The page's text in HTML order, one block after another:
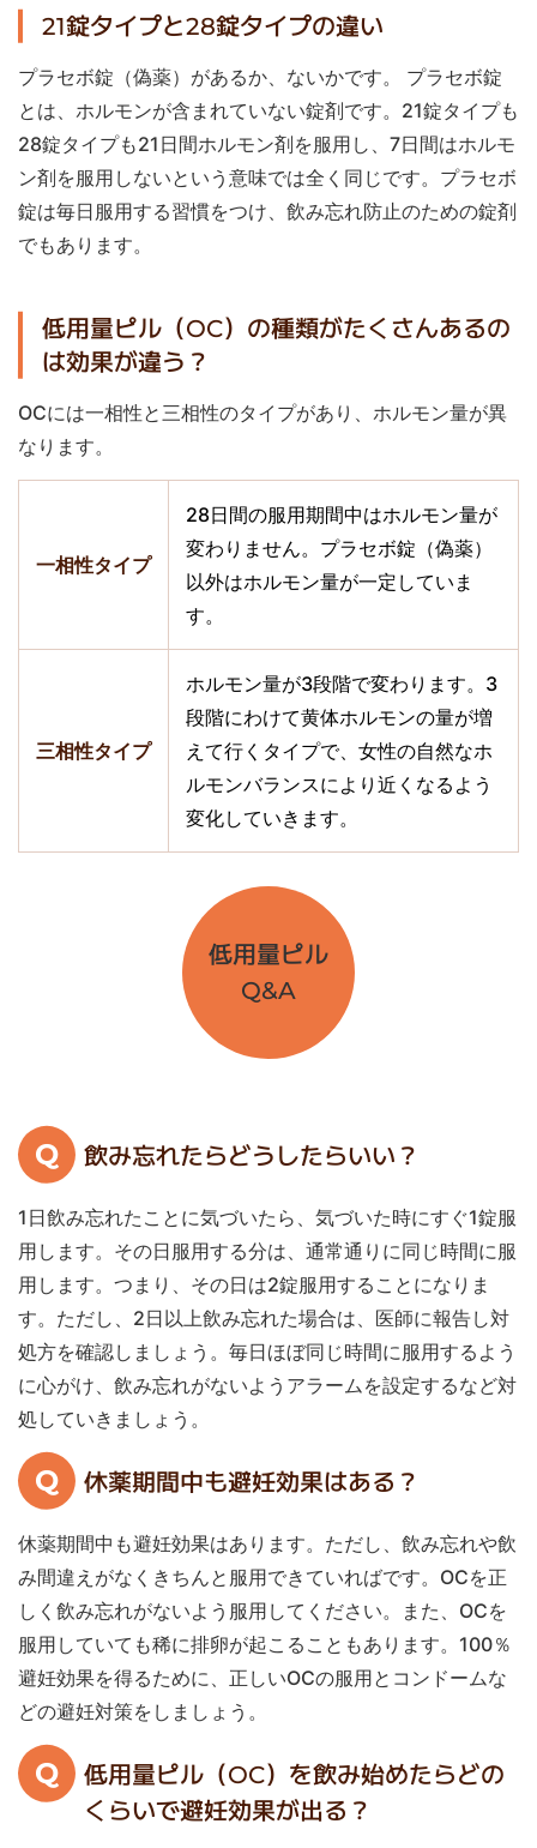
21錠タイプと28錠タイプの違い
プラセボ錠（偽薬）があるか、ないかです。 プラセボ錠
とは、ホルモンが含まれていない錠剤です。21錠タイプも
28錠タイプも21日間ホルモン剤を服用し、7日間はホルモ
ン剤を服用しないという意味では全く同じです。プラセボ
錠は毎日服用する習慣をつけ、飲み忘れ防止のための錠剤
でもあります。
低用量ピル（OC）の種類がたくさんあるの
は効果が違う？
OCには一相性と三相性のタイプがあり、ホルモン量が異
なります。
一相性タイプ
28日間の服用期間中はホルモン量が
変わりません。プラセボ錠（偽薬）
以外はホルモン量が一定していま
す。
三相性タイプ
ホルモン量が3段階で変わります。3
段階にわけて黄体ホルモンの量が増
えて行くタイプで、女性の自然なホ
ルモンバランスにより近くなるよう
変化していきます。
低用量ピル
Q&A
Q 飲み忘れたらどうしたらいい？
1日飲み忘れたことに気づいたら、気づいた時にすぐ1錠服
用します。その日服用する分は、通常通りに同じ時間に服
用します。つまり、その日は2錠服用することになりま
す。ただし、2日以上飲み忘れた場合は、医師に報告し対
処方を確認しましょう。毎日ほぼ同じ時間に服用するよう
に心がけ、飲み忘れがないようアラームを設定するなど対
処していきましょう。
Q 休薬期間中も避妊効果はある？
休薬期間中も避妊効果はあります。ただし、飲み忘れや飲
み間違えがなくきちんと服用できていればです。OCを正
しく飲み忘れがないよう服用してください。また、OCを
服用していても稀に排卵が起こることもあります。100％
避妊効果を得るために、正しいOCの服用とコンドームな
どの避妊対策をしましょう。
Q 低用量ピル（OC）を飲み始めたらどの
くらいで避妊効果が出る？